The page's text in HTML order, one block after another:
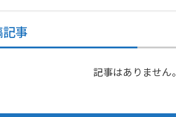
事
記事はありません。